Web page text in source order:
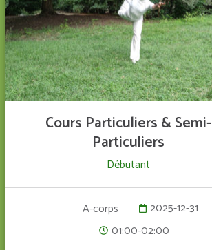
VOIR LE DÉTAIL
Cours Particuliers & Semi-
Particuliers
Débutant
A-corps
2025-12-31
01:00-02:00